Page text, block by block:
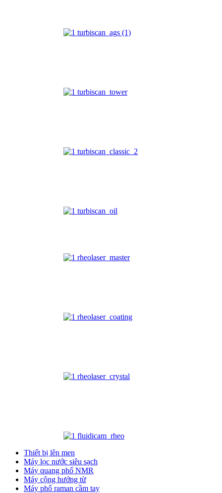
Thiết bị lên men
Máy lọc nước siêu sạch
Máy quang phổ NMR
Máy cộng hưởng từ
Máy phổ raman cầm tay